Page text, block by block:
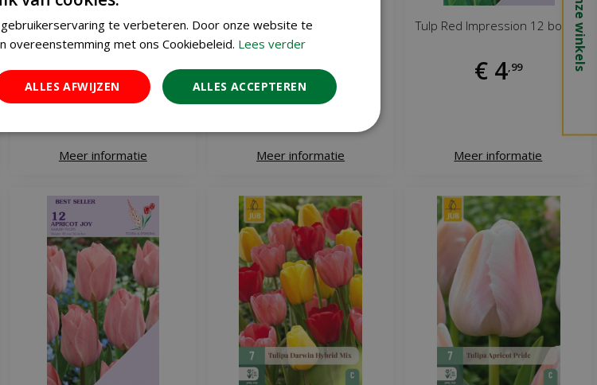
Bio Tulp Novi Sun 7 bollen
€7
Meer informatie
Tulp purple pride 7 bollen
€5,99
Meer informatie
Tulp Red Impression 12 bollen
€ 4 99
Meer informatie
Onze winkels
te verbeteren. Door onze website te
overeenstemming met ons Cookiebeleid. Lees verder
ALLES ACCEPTEREN
ALLES AFWIJZEN